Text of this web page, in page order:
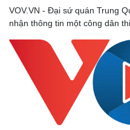
VOV.VN - Đại sứ quán Trung
nhận thông tin một công dân